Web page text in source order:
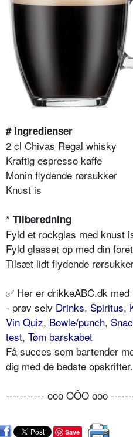
# Ingredienser
2 cl Chivas Regal whisky
Kraftig espresso kaffe
Monin flydende rørsukker
Knust is
* Tilberedning
Fyld et rockglas med knust
Fyld glasset op med din
Tilsæt lidt flydende
✅ Her er drikkeABC.dk
- prøv selv Drinks, Spiritus,
Vin Quiz, Bowle/punch,
test, Tøm barskabet
Få succes som bartender
dig med de bedste opskrifter.
----------- ooo OÔO ooo
Save